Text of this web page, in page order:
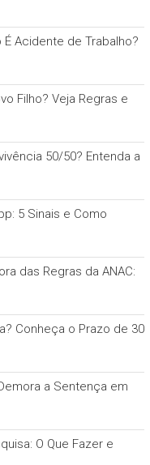
Acidente de Trabalho?
Filho? Veja Regras e
50/50? Entenda a
5 Sinais e Como
das Regras da ANAC:
Conheça o Prazo de 30
a Sentença em
O Que Fazer e